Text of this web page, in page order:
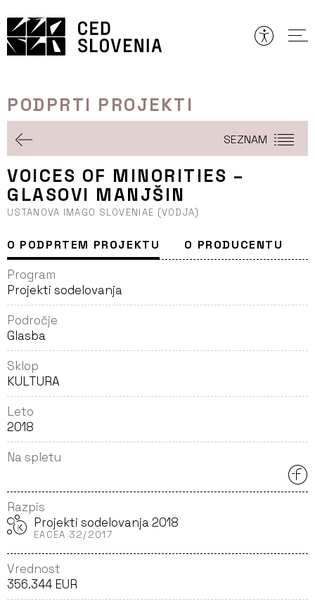
to
vsebine
PODPRTI PROJEKTI
SEZNAM
VOICES OF MINORITIES –
GLASOVI MANJŠIN
USTANOVA IMAGO SLOVENIAE (VODJA)
O PODPRTEM PROJEKTU O PRODUCENTU
Program
Projekti sodelovanja
Področje
Glasba
Sklop
KULTURA
Leto
2018
Na spletu
Razpis
Projekti sodelovanja 2018
EACEA 32/2017
Vrednost
356.344 EUR